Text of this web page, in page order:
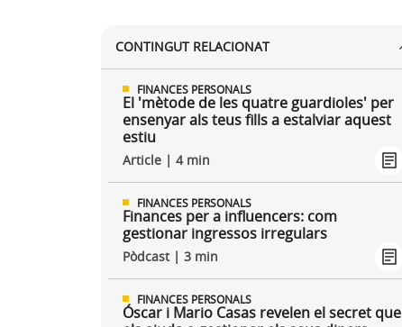
CONTINGUT RELACIONAT
FINANCES PERSONALS
El 'mètode de les quatre guardioles' per
ensenyar als teus fills a estalviar aquest
estiu
Article | 4 min
FINANCES PERSONALS
Finances per a influencers: com
gestionar ingressos irregulars
Pòdcast | 3 min
FINANCES PERSONALS
Óscar i Mario Casas revelen el secret que